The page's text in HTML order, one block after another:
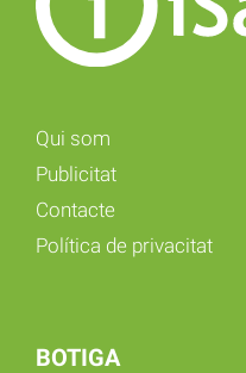
Qui som
Publicitat
Contacte
Política de privacitat
BOTIGA